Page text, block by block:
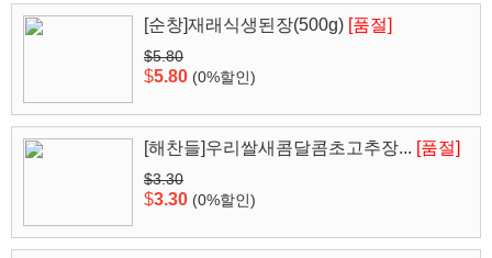
[순창]재래식생된장(500g) [품절]
$5.80
$5.80 (0%할인)
[해찬들]우리쌀새콤달콤초고추장... [품절]
$3.30
$3.30 (0%할인)